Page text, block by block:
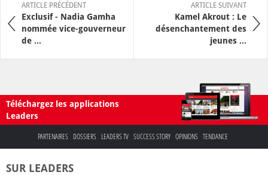
ARTICLE PRÉCÉDENT
Exclusif - Nadia Gamha
nommée vice-gouverneur
de ...
ARTICLE SUIVANT
Kamel Akrout : Le
désenchantement des
jeunes ...
Téléchargez les applications
Leaders
PARTENAIRES DOSSIERS LEADERS TV SUCCESS STORY OPINIONS TENDANCE
SUR LEADERS